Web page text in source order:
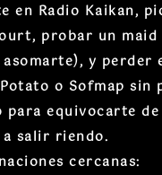
en Radio Kaikan,
probar un maid
asomarte), y perder
o Sofmap sin
para equivocarte
salir riendo.
cercanas: